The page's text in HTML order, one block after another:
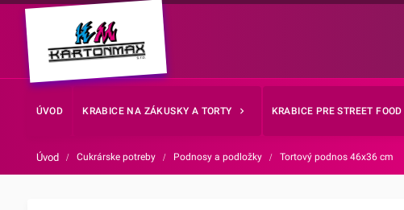
ÚVOD KRABICE NA ZÁKUSKY A TORTY KRABICE PRE STREET FOOD
Úvod / Cukrárske potreby / Podnosy a podložky / Tortový podnos 46x36 cm